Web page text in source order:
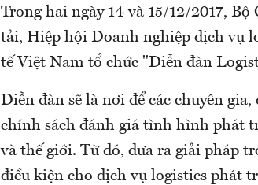
Trong hai ngày 14 và 15/12/2017,
tải, Hiệp hội Doanh nghiệp dịch vụ
tế Việt Nam tổ chức "Diễn đàn
Diễn đàn sẽ là nơi để các chuyên
chính sách đánh giá tình hình phát
và thế giới. Từ đó, đưa ra giải pháp
điều kiện cho dịch vụ logistics phát